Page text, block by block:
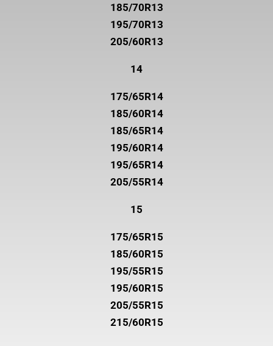
185/70R13
195/70R13
205/60R13
14
175/65R14
185/60R14
185/65R14
195/60R14
195/65R14
205/55R14
15
175/65R15
185/60R15
195/55R15
195/60R15
205/55R15
215/60R15